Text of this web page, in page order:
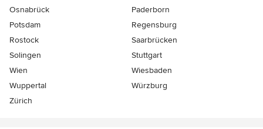
Osnabrück
Paderborn
Potsdam
Regensburg
Rostock
Saarbrücken
Solingen
Stuttgart
Wien
Wiesbaden
Wuppertal
Würzburg
Zürich